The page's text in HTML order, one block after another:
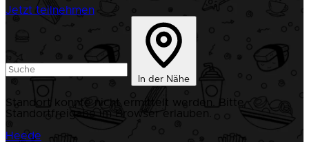
Jetzt teilnehmen
In der Nähe
Standort konnte nicht ermittelt werden. Bitte
Standortfreigabe im Browser erlauben.
Heede